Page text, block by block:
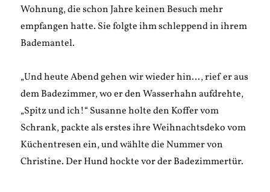
Wohnung, die schon Jahre keinen Besuch mehr
empfangen hatte. Sie folgte ihm schleppend in ihrem
Bademantel.
„Und heute Abend gehen wir wieder hin…, rief er aus
dem Badezimmer, wo er den Wasserhahn aufdrehte,
„Spitz und ich!“ Susanne holte den Koffer vom
Schrank, packte als erstes ihre Weihnachtsdeko vom
Küchentresen ein, und wählte die Nummer von
Christine. Der Hund hockte vor der Badezimmertür.